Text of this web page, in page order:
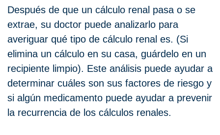
Después de que un cálculo renal pasa o se
extrae, su doctor puede analizarlo para
averiguar qué tipo de cálculo renal es. (Si
elimina un cálculo en su casa, guárdelo en un
recipiente limpio). Este análisis puede ayudar a
determinar cuáles son sus factores de riesgo y
si algún medicamento puede ayudar a prevenir
la recurrencia de los cálculos renales.